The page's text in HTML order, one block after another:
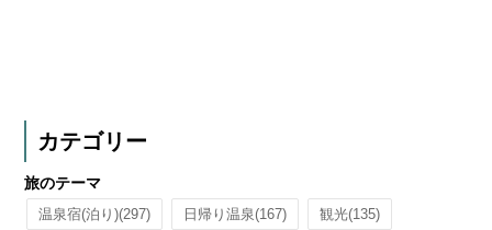
カテゴリー
旅のテーマ
温泉宿(泊り)(297) 日帰り温泉(167) 観光(135)